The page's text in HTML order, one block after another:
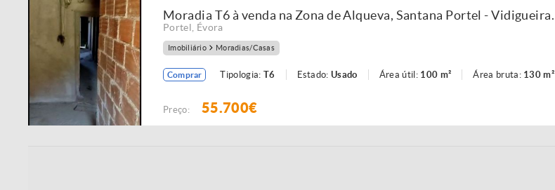
Moradia T6 à venda na Zona de Alqueva, Santana Portel - Vidigueira.
Portel Évora
Imobiliário Moradias/Casas
Comprar Tipologia: T6 Estado:Usado Área útil: 100 m² Área bruta: 130 m²
Preço: 55.700€